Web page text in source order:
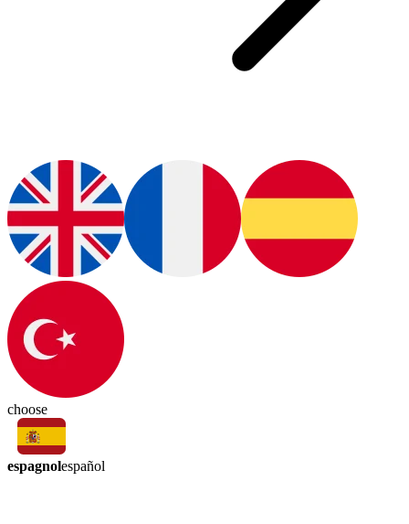
choose
espagnolespañol